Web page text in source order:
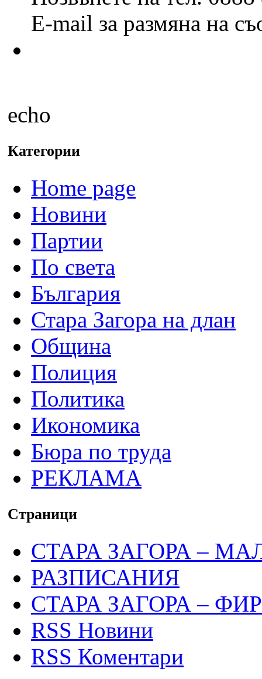
E-mail за размяна на
echo
Категории
Home page
Новини
Партии
По света
България
Стара Загора на длан
Община
Полиция
Политика
Икономика
Бюра по труда
РЕКЛАМА
Страници
СТАРА ЗАГОРА –
РАЗПИСАНИЯ
СТАРА ЗАГОРА –
RSS Новини
RSS Коментари